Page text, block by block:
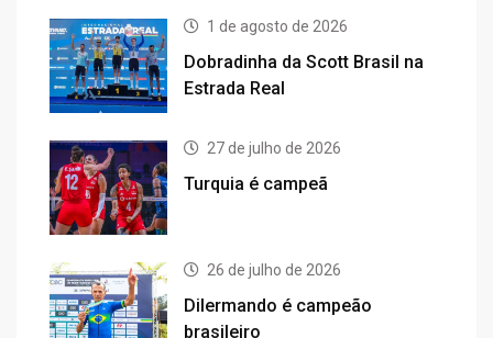
1 de agosto de 2026
Dobradinha da Scott Brasil na
Estrada Real
27 de julho de 2026
Turquia é campeã
26 de julho de 2026
Dilermando é campeão
brasileiro